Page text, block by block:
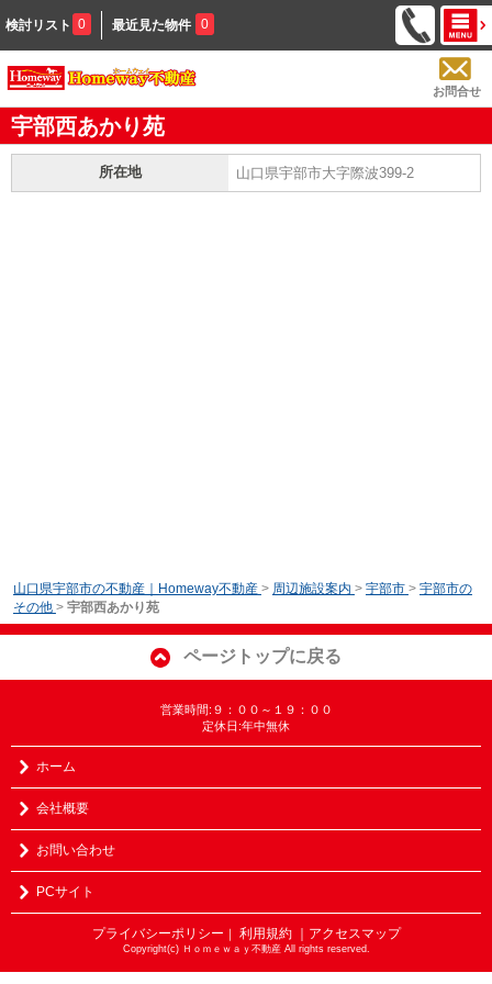
検討リスト 0 最近見た物件 0
お問合せ
宇部西あかり苑
所在地 山口県宇部市大字際波399-2
山口県宇部市の不動産｜Homeway不動産 > 周辺施設案内 > 宇部市 > 宇部市の
その他 > 宇部西あかり苑
ページトップに戻る
営業時間:９：００～１９：００
定休日:年中無休
ホーム
会社概要
お問い合わせ
PCサイト
プライバシーポリシー ｜ 利用規約 ｜アクセスマップ
Copyright(c) Ｈｏｍｅｗａｙ不動産 All rights reserved.